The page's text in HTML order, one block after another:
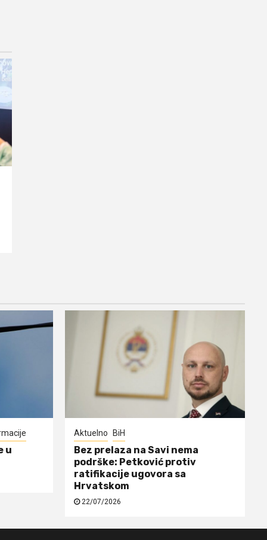
u
Aktuelno BiH
Bez prelaza na Savi nema
podrške: Petković protiv
ratifikacije ugovora sa
Hrvatskom
22/07/2026